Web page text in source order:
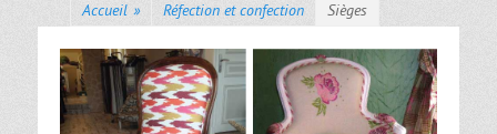
Accueil » Réfection et confection Sièges